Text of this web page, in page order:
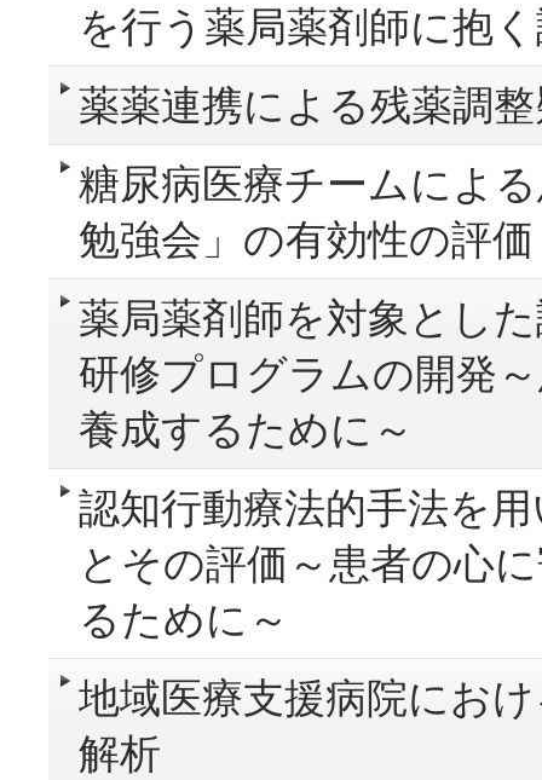
を行う薬局薬剤師に抱
薬薬連携による残薬調
糖尿病医療チームによ
勉強会」の有効性の評価
薬局薬剤師を対象とし
研修プログラムの開発
養成するために～
認知行動療法的手法を
とその評価～患者の心
るために～
地域医療支援病院にお
解析